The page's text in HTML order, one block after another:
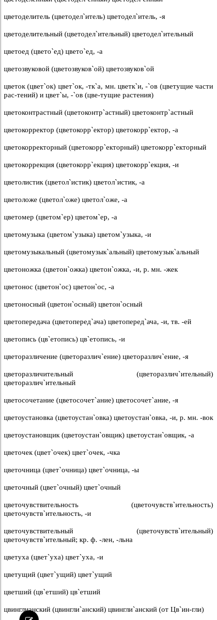
цветоделитель (цветодел`итель) цветодел`итель, -я
цветоделительный (цветодел`ительный) цветодел`ительный
цветоед (цвето`ед) цвето`ед, -а
цветозвуковой (цветозвуков`ой) цветозвуков`ой
цветок (цвет`ок) цвет`ок, -тк`а, мн. цветк`и, -`ов (цветущие части
рас-тений) и цвет`ы, -`ов (цве-тущие растения)
цветоконтрастный (цветоконтр`астный) цветоконтр`астный
цветокорректор (цветокорр`ектор) цветокорр`ектор, -а
цветокорректорный (цветокорр`екторный) цветокорр`екторный
цветокоррекция (цветокорр`екция) цветокорр`екция, -и
цветолистик (цветол`истик) цветол`истик, -а
цветоложе (цветол`оже) цветол`оже, -а
цветомер (цветом`ер) цветом`ер, -а
цветомузыка (цветом`узыка) цветом`узыка, -и
цветомузыкальный (цветомузык`альный) цветомузык`альный
цветоножка (цветон`ожка) цветон`ожка, -и, р. мн. -жек
цветонос (цветон`ос) цветон`ос, -а
цветоносный (цветон`осный) цветон`осный
цветопередача (цветоперед`ача) цветоперед`ача, -и, тв. -ей
цветопись (цв`етопись) цв`етопись, -и
цветоразличение (цветоразлич`ение) цветоразлич`ение, -я
цветоразличительный (цветоразлич`ительный)
цветоразлич`ительный
цветосочетание (цветосочет`ание) цветосочет`ание, -я
цветоустановка (цветоустан`овка) цветоустан`овка, -и, р. мн. -вок
цветоустановщик (цветоустан`овщик) цветоустан`овщик, -а
цветочек (цвет`очек) цвет`очек, -чка
цветочница (цвет`очница) цвет`очница, -ы
цветочный (цвет`очный) цвет`очный
цветочувствительность (цветочувств`ительность)
цветочувств`ительность, -и
цветочувствительный (цветочувств`ительный)
цветочувств`ительный; кр. ф. -лен, -льна
цветуха (цвет`уха) цвет`уха, -и
цветущий (цвет`ущий) цвет`ущий
цветший (цв`етший) цв`етший
цвинглианский (цвингли`анский) цвингли`анский (от Цв`ин-гли)